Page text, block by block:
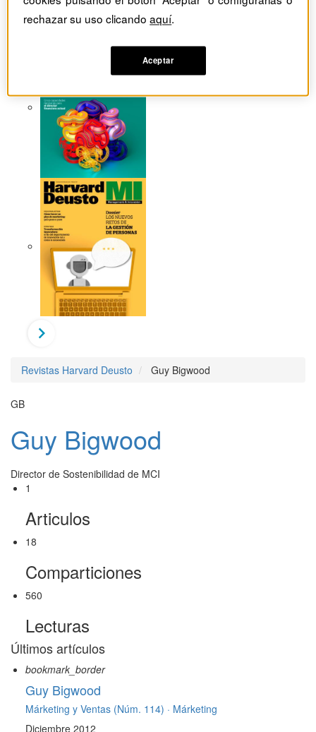
Revistas del mes
Revistas Harvard Deusto Guy Bigwood
GB
Guy Bigwood
Director de Sostenibilidad de MCI
1
Articulos
18
Comparticiones
560
Lecturas
Últimos artículos
bookmark_border
Guy Bigwood
Márketing y Ventas (Núm. 114) · Márketing
Diciembre 2012
rechazar su uso clicandoaquí.
Aceptar